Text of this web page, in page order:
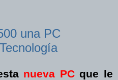
una PC
nueva PCque le